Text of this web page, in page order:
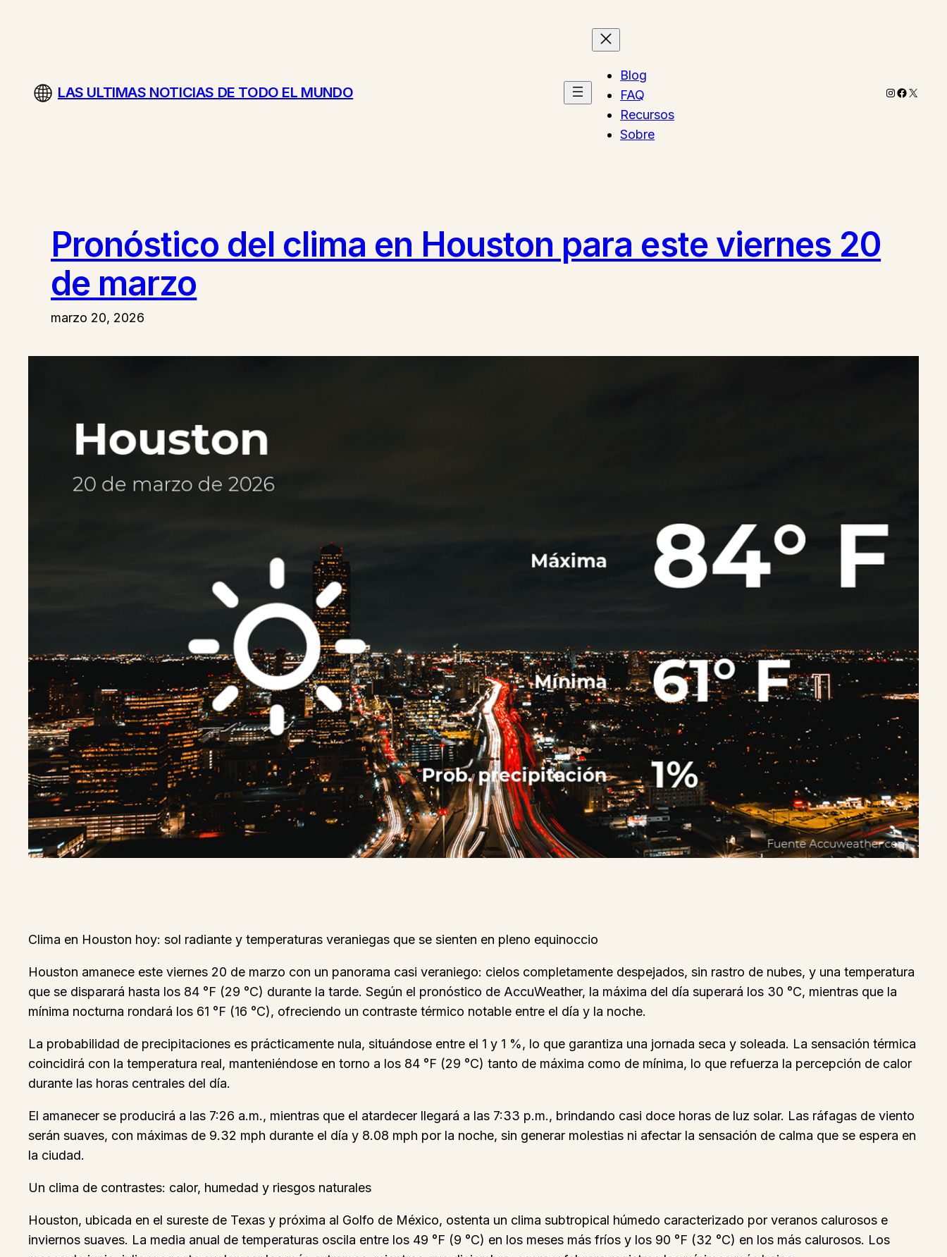
LAS ULTIMAS NOTICIAS DE TODO EL MUNDO
Blog
FAQ
Recursos
Sobre
Instagram
X
Pronóstico del clima en Houston para este viernes 20
de marzo
marzo 20, 2026
Clima en Houston hoy: sol radiante y temperaturas veraniegas que se sienten en pleno equinoccio
Houston amanece este viernes 20 de marzo con un panorama casi veraniego: cielos completamente despejados, sin rastro de nubes, y una temperatura
que se disparará hasta los 84 °F (29 °C) durante la tarde. Según el pronóstico de AccuWeather, la máxima del día superará los 30 °C, mientras que la
mínima nocturna rondará los 61 °F (16 °C), ofreciendo un contraste térmico notable entre el día y la noche.
La probabilidad de precipitaciones es prácticamente nula, situándose entre el 1 y 1 %, lo que garantiza una jornada seca y soleada. La sensación térmica
coincidirá con la temperatura real, manteniéndose en torno a los 84 °F (29 °C) tanto de máxima como de mínima, lo que refuerza la percepción de calor
durante las horas centrales del día.
El amanecer se producirá a las 7:26 a.m., mientras que el atardecer llegará a las 7:33 p.m., brindando casi doce horas de luz solar. Las ráfagas de viento
serán suaves, con máximas de 9.32 mph durante el día y 8.08 mph por la noche, sin generar molestias ni afectar la sensación de calma que se espera en
la ciudad.
Un clima de contrastes: calor, humedad y riesgos naturales
Houston, ubicada en el sureste de Texas y próxima al Golfo de México, ostenta un clima subtropical húmedo caracterizado por veranos calurosos e
inviernos suaves. La media anual de temperaturas oscila entre los 49 °F (9 °C) en los meses más fríos y los 90 °F (32 °C) en los más calurosos. Los